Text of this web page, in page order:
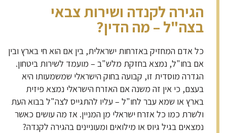
הגירה לקנדה ושירות צבאי
בצה"ל – מה הדין?
כל אדם המחזיק באזרחות ישראלית, בין אם הוא חי בארץ ובין
אם בחו"ל, נמצא בחזקת מלש"ב – מועמד לשירות ביטחון.
הגדרה מוסדית זו, קבועה בחוק הישראלי שמשמעותו היא
בעצם, כי אין זה משנה אם האזרח הישראלי נמצא פיזית
בארץ או שמא עבר לחו"ל – עליו להתגייס לצה"ל בבוא העת
ולשרת כמו כל אזרח ישראלי מן המניין. אז מה עושים כאשר
נמצאים בגיל גיוס או מילואים ומעוניינים בהגירה לקנדה?